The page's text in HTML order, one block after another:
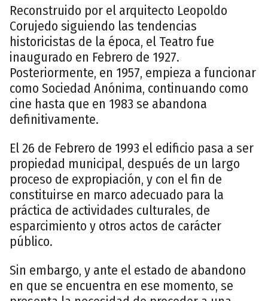
Reconstruido por el arquitecto Leopoldo
Corujedo siguiendo las tendencias
historicistas de la época, el Teatro fue
inaugurado en Febrero de 1927.
Posteriormente, en 1957, empieza a funcionar
como Sociedad Anónima, continuando como
cine hasta que en 1983 se abandona
definitivamente.
El 26 de Febrero de 1993 el edificio pasa a ser
propiedad municipal, después de un largo
proceso de expropiación, y con el fin de
constituirse en marco adecuado para la
práctica de actividades culturales, de
esparcimiento y otros actos de carácter
público.
Sin embargo, y ante el estado de abandono
en que se encuentra en ese momento, se